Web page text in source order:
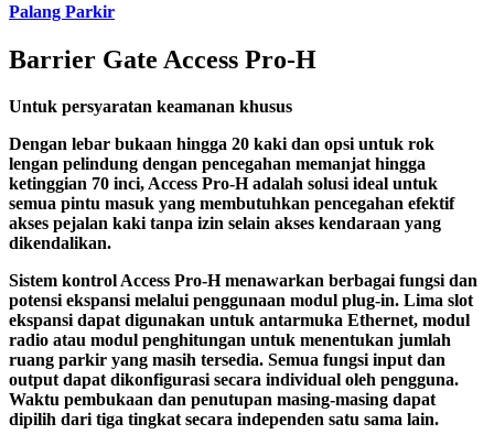
Palang Parkir
Barrier Gate Access Pro-H
Untuk persyaratan keamanan khusus
Dengan lebar bukaan hingga 20 kaki dan opsi untuk rok
lengan pelindung dengan pencegahan memanjat hingga
ketinggian 70 inci, Access Pro-H adalah solusi ideal untuk
semua pintu masuk yang membutuhkan pencegahan efektif
akses pejalan kaki tanpa izin selain akses kendaraan yang
dikendalikan.
Sistem kontrol Access Pro-H menawarkan berbagai fungsi dan
potensi ekspansi melalui penggunaan modul plug-in. Lima slot
ekspansi dapat digunakan untuk antarmuka Ethernet, modul
radio atau modul penghitungan untuk menentukan jumlah
ruang parkir yang masih tersedia. Semua fungsi input dan
output dapat dikonfigurasi secara individual oleh pengguna.
Waktu pembukaan dan penutupan masing-masing dapat
dipilih dari tiga tingkat secara independen satu sama lain.